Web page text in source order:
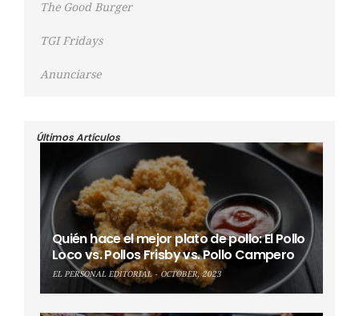
The Good Burger
TGI Fridays
Anunciarse
Últimos Artículos
Quién hace el mejor plato de pollo: El Pollo
Loco vs. Pollos Frisby vs. Pollo Campero
EL PERSONAL EDITORIAL OCTOBER, 2023